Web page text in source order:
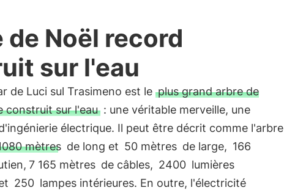
de Noël record
sur l'eau
de Luci sul Trasimeno est le plus grand arbre de
construit sur l'eau: une véritable merveille, une
électrique. Il peut être décrit comme l'arbre
mètres de long et 50 mètres de large, 166
7 165 mètres de câbles, 2400 lumières
250 lampes intérieures. En outre, l'électricité